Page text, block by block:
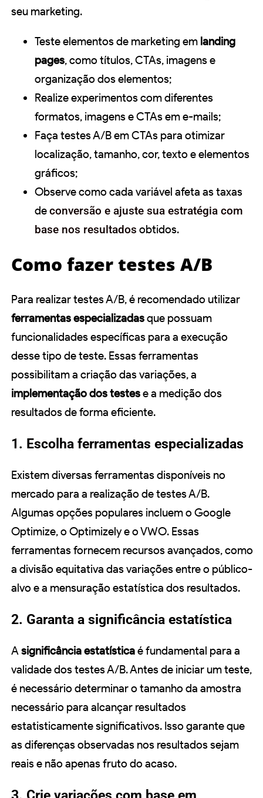
seu marketing.
Teste elementos de marketing em landing
pages, como títulos, CTAs, imagens e
organização dos elementos;
Realize experimentos com diferentes
formatos, imagens e CTAs em e-mails;
Faça testes A/B em CTAs para otimizar
localização, tamanho, cor, texto e elementos
gráficos;
Observe como cada variável afeta as taxas
deconversão e ajuste sua estratégia com
base nos resultados obtidos.
Como fazer testes A/B
Para realizar testes A/B, é recomendado utilizar
ferramentas especializadasque possuam
funcionalidades específicas para a execução
desse tipo de teste. Essas ferramentas
possibilitam a criação das variações, a
implementação dos testese a medição dos
resultados de forma eficiente.
1. Escolha ferramentas especializadas
Existem diversas ferramentas disponíveis no
mercado para a realização de testes A/B.
Algumas opções populares incluem o Google
Optimize, o Optimizely e o VWO. Essas
ferramentas fornecem recursos avançados, como
a divisão equitativa das variações entre o público-
alvo e a mensuração estatística dos resultados.
2. Garanta a significância estatística
Asignificância estatísticaé fundamental para a
validade dos testes A/B. Antes de iniciar um teste,
é necessário determinar o tamanho da amostra
necessário para alcançar resultados
estatisticamente significativos. Isso garante que
as diferenças observadas nos resultados sejam
reais e não apenas fruto do acaso.